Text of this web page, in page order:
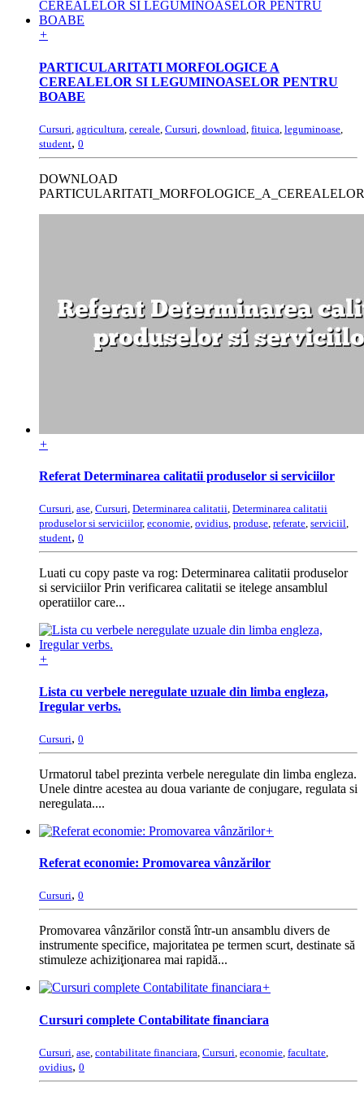
+
PARTICULARITATI MORFOLOGICE A
CEREALELOR SI LEGUMINOASELOR PENTRU
BOABE
Cursuri agricultura cereale Cursuri download fituica leguminoase
student, 0
DOWNLOAD
+
Referat Determinarea calitatii produselor si serviciilor
Cursuri, ase, Cursuri, Determinarea calitatii, Determinarea calitatii
produselor si serviciilor, economie, ovidius, produse, referate, serviciil,
student, 0
Luati cu copy paste va rog: Determinarea calitatii produselor
si serviciilor Prin verificarea calitatii se itelege ansamblul
operatiilor care...
+
Lista cu verbele neregulate uzuale din limba engleza,
Iregular verbs.
Cursuri, 0
Urmatorul tabel prezinta verbele neregulate din limba engleza.
Unele dintre acestea au doua variante de conjugare, regulata si
neregulata....
+
Referat economie: Promovarea vânzărilor
Cursuri, 0
Promovarea vânzărilor constă într-un ansamblu divers de
instrumente specifice, majoritatea pe termen scurt, destinate să
stimuleze achiziţionarea mai rapidă...
+
Cursuri complete Contabilitate financiara
Cursuri, ase, contabilitate financiara, Cursuri, economie, facultate,
ovidius, 0